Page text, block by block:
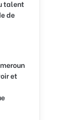
talent
de
et